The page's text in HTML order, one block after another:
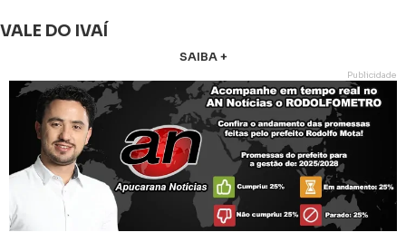
VALE DO IVAÍ
SAIBA +
Publicidade